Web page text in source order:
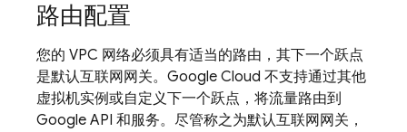
路由配置
您的 VPC 网络必须具有适当的路由，其下一个跃点
是默认互联网网关。 Google Cloud 不支持通过其他
虚拟机实例或自定义下一个跃点，将流量路由到
Google API 和服务。尽管称之为默认互联网网关 ，